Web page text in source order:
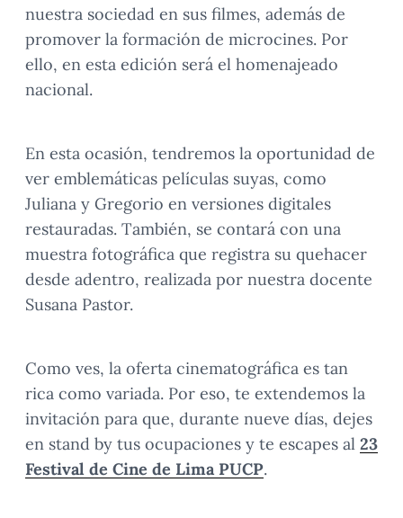
nuestra sociedad en sus filmes, además de
promover la formación de microcines. Por
ello, en esta edición será el homenajeado
nacional.
En esta ocasión, tendremos la oportunidad de
ver emblemáticas películas suyas, como
Juliana y Gregorio en versiones digitales
restauradas. También, se contará con una
muestra fotográfica que registra su quehacer
desde adentro, realizada por nuestra docente
Susana Pastor.
Como ves, la oferta cinematográfica es tan
rica como variada. Por eso, te extendemos la
invitación para que, durante nueve días, dejes
en stand by tus ocupaciones y te escapes al 23
Festival de Cine de Lima PUCP.